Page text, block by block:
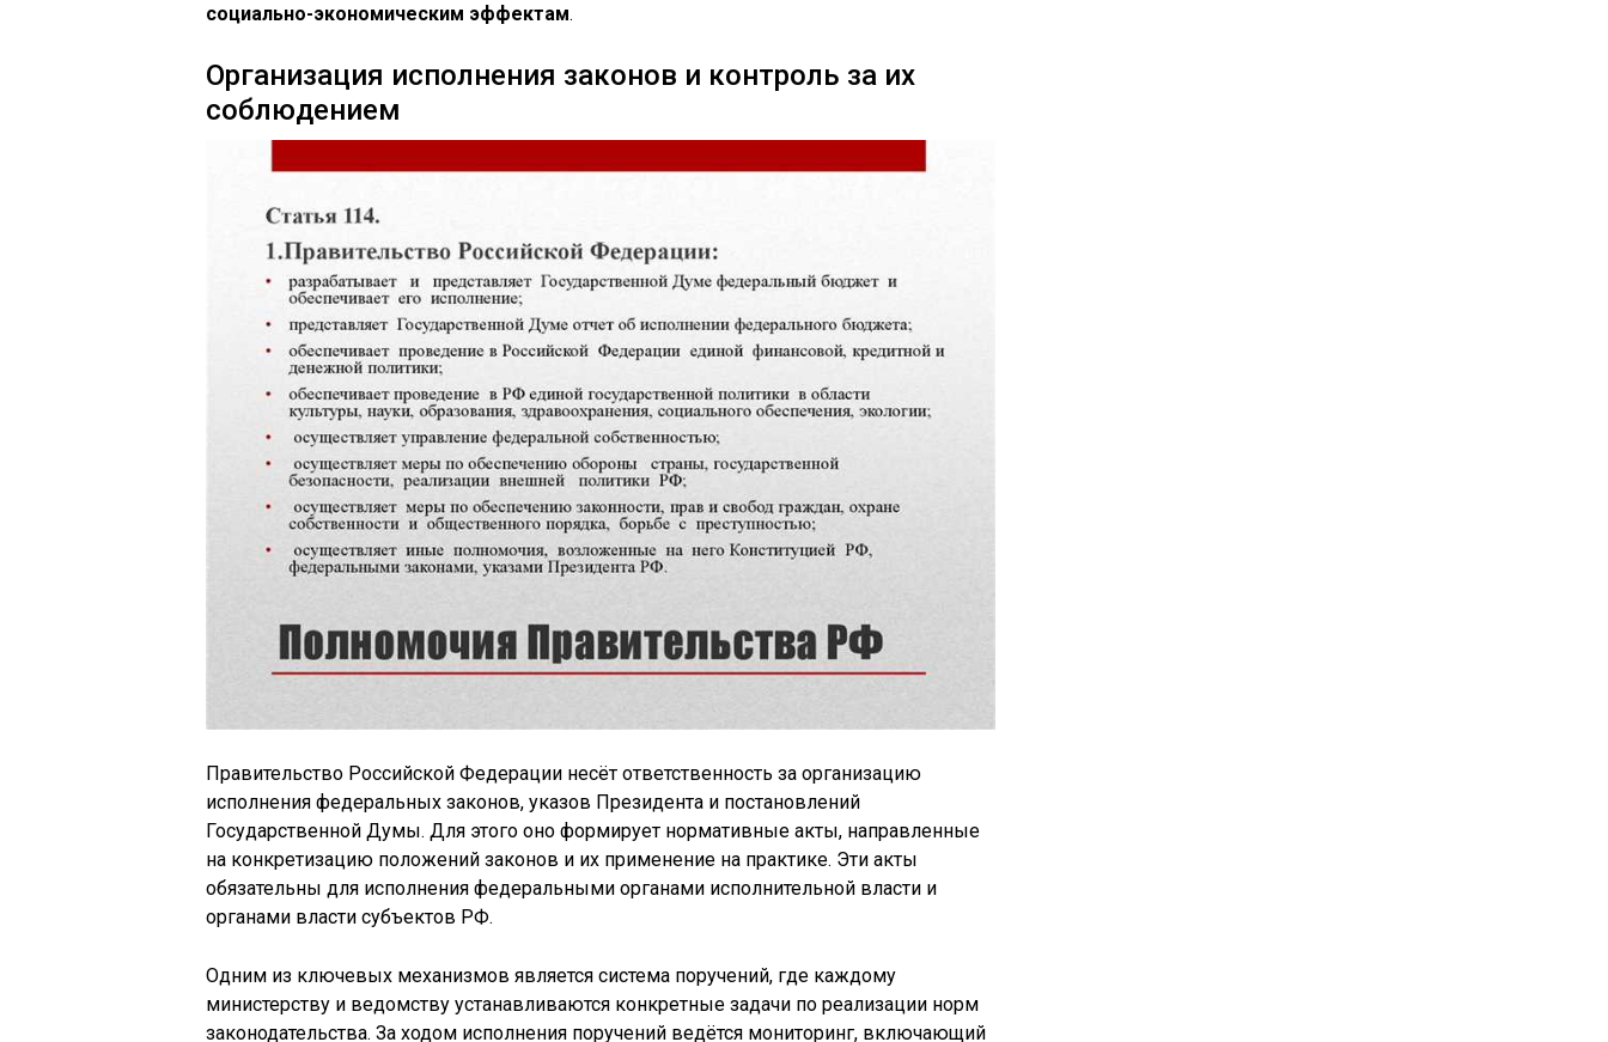
социально-экономическим эффектам.
Организация исполнения законов и контроль за их
соблюдением
Правительство Российской Федерации несёт ответственность за организацию
исполнения федеральных законов, указов Президента и постановлений
Государственной Думы. Для этого оно формирует нормативные акты, направленные
на конкретизацию положений законов и их применение на практике. Эти акты
обязательны для исполнения федеральными органами исполнительной власти и
органами власти субъектов РФ.
Одним из ключевых механизмов является система поручений, где каждому
министерству и ведомству устанавливаются конкретные задачи по реализации норм
законодательства. За ходом исполнения поручений ведётся мониторинг, включающий